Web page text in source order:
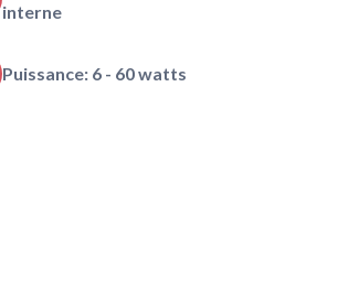
interne
Puissance: 6 - 60 watts